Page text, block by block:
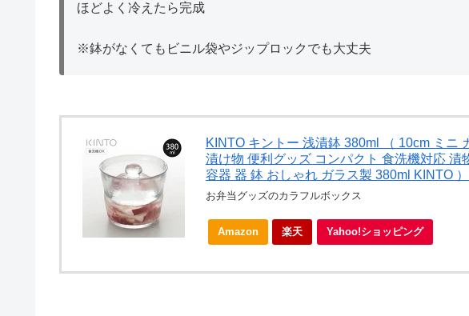
ほどよく冷えたら完成
※鉢がなくてもビニル袋やジップロックでも大丈夫
KINTO キントー 浅漬鉢 380ml （ 10cm ミニ
漬け物 便利グッズ コンパクト 食洗機対応 漬
容器 器 鉢 おしゃれ ガラス製 380ml KINTO
お弁当グッズのカラフルボックス
Amazon 楽天 Yahoo!ショッピング